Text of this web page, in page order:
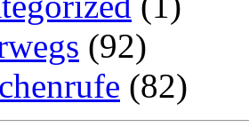
(92)
(82)